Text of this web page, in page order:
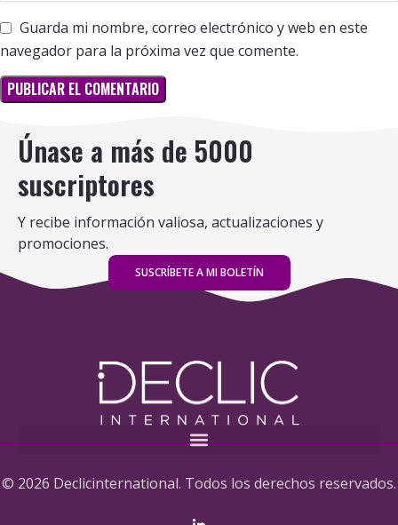
Guarda mi nombre, correo electrónico y web en este
navegador para la próxima vez que comente.
Únase a más de 5000
suscriptores
Y recibe información valiosa, actualizaciones y
promociones.
SUSCRÍBETE A MI BOLETÍN
© 2026 Declicinternational. Todos los derechos reservados.